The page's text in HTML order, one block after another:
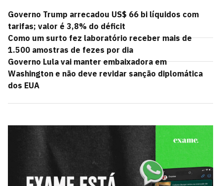
Governo Trump arrecadou US$ 66 bi líquidos com
tarifas; valor é 3,8% do déficit
Como um surto fez laboratório receber mais de
1.500 amostras de fezes por dia
Governo Lula vai manter embaixadora em
Washington e não deve revidar sanção diplomática
dos EUA